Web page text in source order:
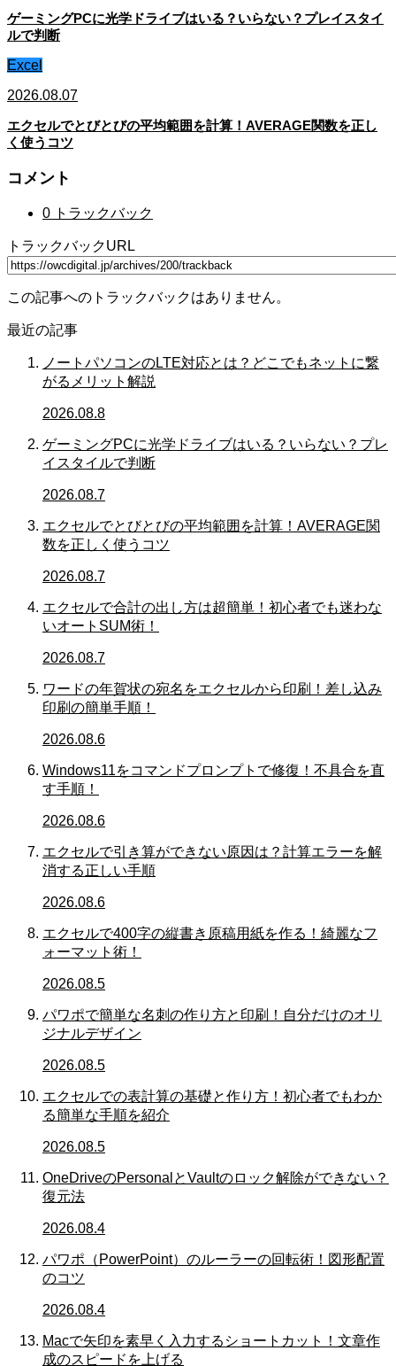
ゲーミングPCに光学ドライブはいる？いらない？プレイスタイ
ルで判断
Excel
2026.08.07
エクセルでとびとびの平均範囲を計算！AVERAGE関数を正し
く使うコツ
コメント
0 トラックバック
トラックバックURL
この記事へのトラックバックはありません。
最近の記事
ノートパソコンのLTE対応とは？どこでもネットに繋
がるメリット解説
2026.08.8
ゲーミングPCに光学ドライブはいる？いらない？プレ
イスタイルで判断
2026.08.7
エクセルでとびとびの平均範囲を計算！AVERAGE関
数を正しく使うコツ
2026.08.7
エクセルで合計の出し方は超簡単！初心者でも迷わな
いオートSUM術！
2026.08.7
ワードの年賀状の宛名をエクセルから印刷！差し込み
印刷の簡単手順！
2026.08.6
Windows11をコマンドプロンプトで修復！不具合を直
す手順！
2026.08.6
エクセルで引き算ができない原因は？計算エラーを解
消する正しい手順
2026.08.6
エクセルで400字の縦書き原稿用紙を作る！綺麗なフ
ォーマット術！
2026.08.5
パワポで簡単な名刺の作り方と印刷！自分だけのオリ
ジナルデザイン
2026.08.5
エクセルでの表計算の基礎と作り方！初心者でもわか
る簡単な手順を紹介
2026.08.5
OneDriveのPersonalとVaultのロック解除ができない？
復元法
2026.08.4
パワポ（PowerPoint）のルーラーの回転術！図形配置
のコツ
2026.08.4
Macで矢印を素早く入力するショートカット！文章作
成のスピードを上げる